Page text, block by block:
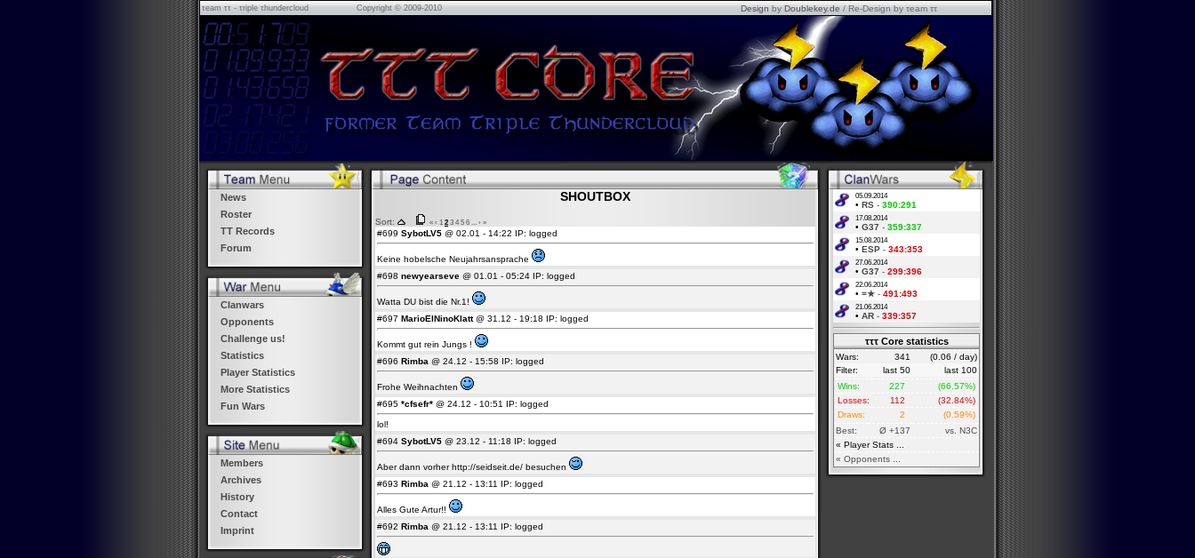
τeam ττ - τriple τhundercloud Copyright © 2009-2010 DesignbyDoublekey.de/ Re-Design by τeam ττ
News
Roster
TT Records
Forum
Clanwars
Opponents
Challenge us!
Statistics
Player Statistics
More Statistics
Fun Wars
Members
Archives
History
Contact
Imprint
SHOUTBOX
Sort: « ‹ 1 2 3 4 5 6 › »
#699 SybotLV5 @ 02.01 - 14:22 IP: logged
Keine hobelsche Neujahrsansprache
#698 newyearseve @ 01.01 - 05:24 IP: logged
Watta DU bist die Nr.1!
#697 MarioElNinoKlatt@ 31.12 - 19:18 IP: logged
Kommt gut rein Jungs !
#696 Rimba @ 24.12 - 15:58 IP: logged
Frohe Weihnachten
#695 *cfsefr* @ 24.12 - 10:51 IP: logged
lol!
#694 SybotLV5 @ 23.12 - 11:18 IP: logged
Aber dann vorher http://seidseit.de/ besuchen
#693 Rimba @ 21.12 - 13:11 IP: logged
Alles Gute Artur!!
#692 Rimba @ 21.12 - 13:11 IP: logged
05.09.2014
• RS - 390:291
17.08.2014
• G37 - 359:337
15.08.2014
• ESP - 343:353
27.06.2014
• G37 - 299:396
22.06.2014
• =★ - 491:493
21.06.2014
• AR - 339:357
τττ Core statistics
Wars: 341
(0.06 / day)
Filter:
last 50
last 100
Wins:
227
(66.57%)
Losses:
112
(32.84%)
Draws:
2
(0.59%)
Best:
Ø +137
vs. N3C
« Player Stats ...
« Opponents ...